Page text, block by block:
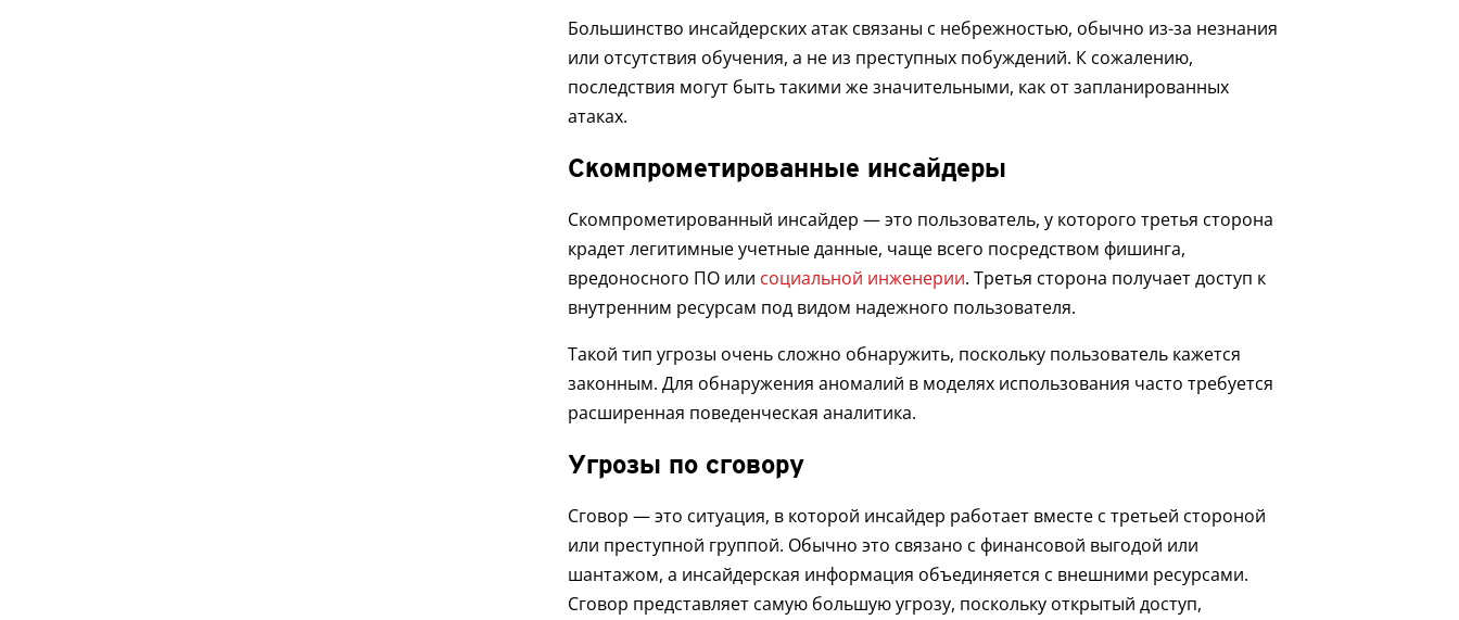
Большинство инсайдерских атак связаны с небрежностью, обычно из-за незнания
или отсутствия обучения, а не из преступных побуждений. К сожалению,
последствия могут быть такими же значительными, как от запланированных
атаках.
Скомпрометированные инсайдеры
Скомпрометированный инсайдер — это пользователь, у которого третья сторона
крадет легитимные учетные данные, чаще всего посредством фишинга,
вредоносного ПО или социальной инженерии. Третья сторона получает доступ к
внутренним ресурсам под видом надежного пользователя.
Такой тип угрозы очень сложно обнаружить, поскольку пользователь кажется
законным. Для обнаружения аномалий в моделях использования часто требуется
расширенная поведенческая аналитика.
Угрозы по сговору
Сговор — это ситуация, в которой инсайдер работает вместе с третьей стороной
или преступной группой. Обычно это связано с финансовой выгодой или
шантажом, а инсайдерская информация объединяется с внешними ресурсами.
Сговор представляет самую большую угрозу, поскольку открытый доступ,